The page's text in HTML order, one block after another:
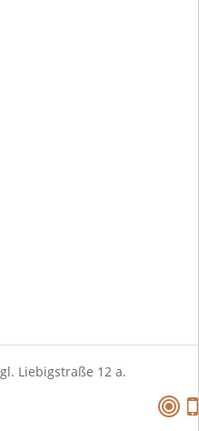
Liebigstraße 12 a.